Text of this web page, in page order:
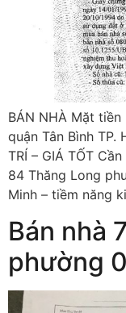
BÁN NHÀ Mặt
quận Tân Bình TP.
TRÍ – GIÁ TỐT
84 Thăng Long
Minh – tiềm năng
Bán nhà
phường